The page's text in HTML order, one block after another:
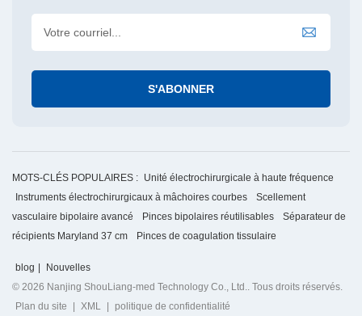
MOTS-CLÉS POPULAIRES : Unité électrochirurgicale à haute fréquence
Instruments électrochirurgicaux à mâchoires courbes
Scellement
vasculaire bipolaire avancé
Pinces bipolaires réutilisables
Séparateur de
récipients Maryland 37 cm
Pinces de coagulation tissulaire
blog |
Nouvelles
© 2026 Nanjing ShouLiang-med Technology Co., Ltd.. Tous droits réservés.
Plan du site
| XML | politique de confidentialité